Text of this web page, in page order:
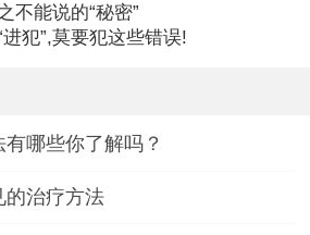
不能说的“秘密”
犯”,莫要犯这些错误!
哪些你了解吗？
的治疗方法